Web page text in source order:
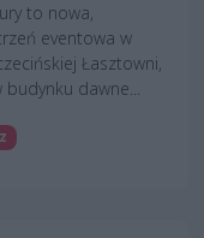
to nowa,
eventowa w
Łasztowni,
budynku dawne...